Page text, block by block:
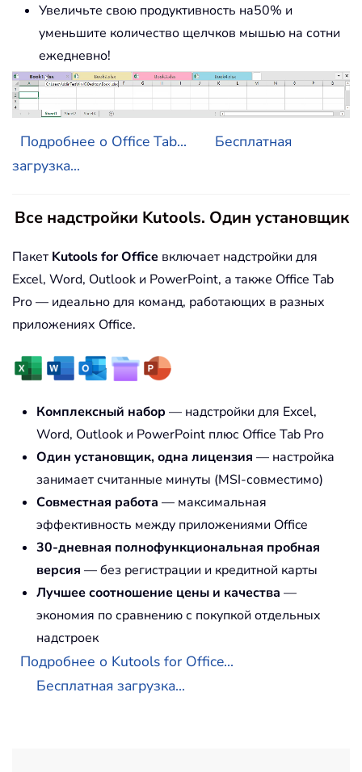
Увеличьте свою продуктивность на50% и
уменьшите количество щелчков мышью на сотни
ежедневно!
Подробнее о Office Tab...
Бесплатная
загрузка...
Все надстройки Kutools. Один установщик
Пакет Kutools for Office включает надстройки для
Excel, Word, Outlook и PowerPoint, а также Office Tab
Pro — идеально для команд, работающих в разных
приложениях Office.
Комплексный набор — надстройки для Excel,
Word, Outlook и PowerPoint плюс Office Tab Pro
Один установщик, одна лицензия — настройка
занимает считанные минуты (MSI-совместимо)
Совместная работа — максимальная
эффективность между приложениями Office
30-дневная полнофункциональная пробная
версия — без регистрации и кредитной карты
Лучшее соотношение цены и качества —
экономия по сравнению с покупкой отдельных
надстроек
Подробнее о Kutools for Office...
Бесплатная загрузка...